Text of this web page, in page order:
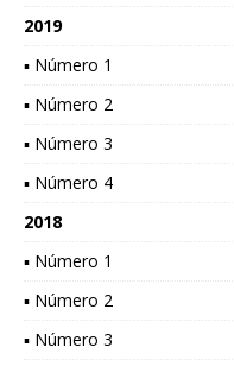
2019
▪ Número 1
▪ Número 2
▪ Número 3
▪ Número 4
2018
▪ Número 1
▪ Número 2
▪ Número 3